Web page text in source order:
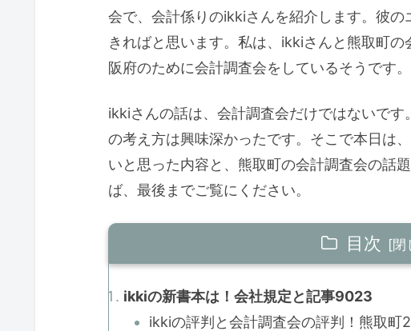
会で、会計係りのikkiさんを紹介します。彼
きればと思います。私は、ikkiさんと熊取町
阪府のために会計調査会をしているそうです。
ikkiさんの話は、会計調査会だけではないで
の考え方は興味深かったです。そこで本日は
いと思った内容と、熊取町の会計調査会の話
ば、最後までご覧にください。
目次
ikkiの新書本は！会社規定と記事9023
ikkiの評判と会計調査会の評判！熊取町